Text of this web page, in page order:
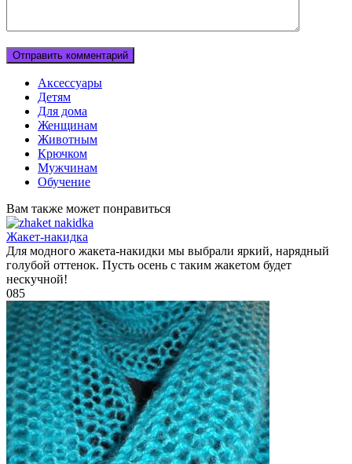
Аксессуары
Детям
Для дома
Женщинам
Животным
Крючком
Мужчинам
Обучение
Вам также может понравиться
Жакет-накидка
Для модного жакета-накидки мы выбрали яркий, нарядный
голубой оттенок. Пусть осень с таким жакетом будет
нескучной!
085